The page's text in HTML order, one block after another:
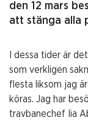
den 12 mars
att stänga alla
I dessa tider är
som verkligen
flesta liksom jag
köras. Jag har
travbanechef Iia